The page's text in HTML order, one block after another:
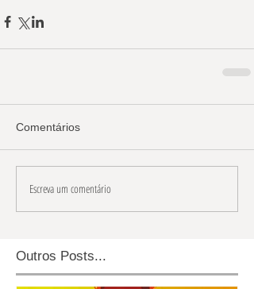
Comentários
Escreva um comentário
Outros Posts...